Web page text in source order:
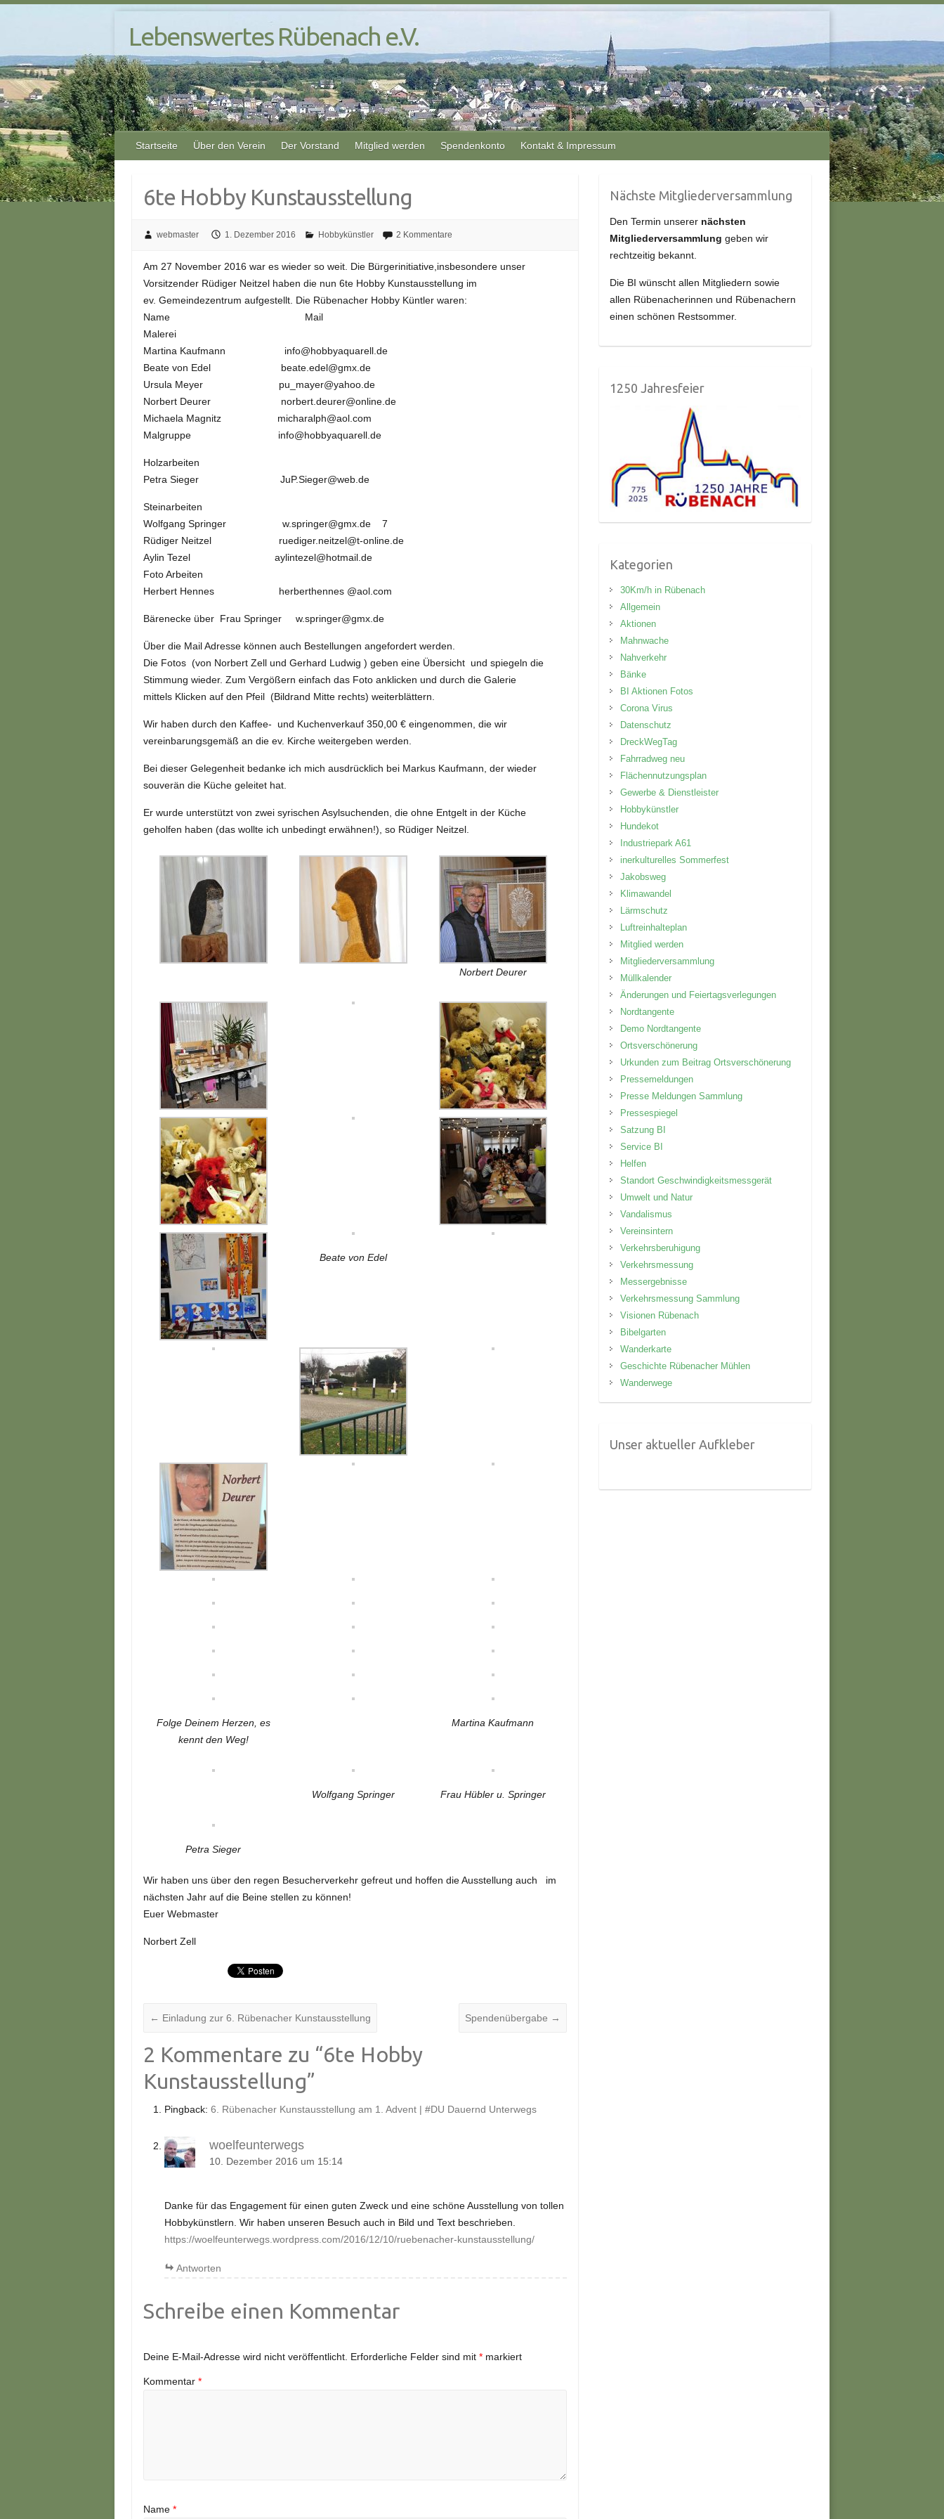
p
t
o
c
o
n
t
e
n
Lebenswertes Rübenach e.V.
Startseite Über den Verein Der Vorstand Mitglied werden Spendenkonto Kontakt & Impressum
6te Hobby Kunstausstellung
webmaster 1. Dezember 2016 Hobbykünstler 2 Kommentare
Am 27 November 2016 war es wieder so weit. Die Bürgerinitiative,insbesondere unser
Vorsitzender Rüdiger Neitzel haben die nun 6te Hobby Kunstausstellung im
ev. Gemeindezentrum aufgestellt. Die Rübenacher Hobby Küntler waren:
Name Mail
Malerei
Martina Kaufmann info@hobbyaquarell.de
Beate von Edel beate.edel@gmx.de
Ursula Meyer pu_mayer@yahoo.de
Norbert Deurer norbert.deurer@online.de
Michaela Magnitz micharalph@aol.com
Malgruppe info@hobbyaquarell.de
Holzarbeiten
Petra Sieger JuP.Sieger@web.de
Steinarbeiten
Wolfgang Springer w.springer@gmx.de 7
Rüdiger Neitzel ruediger.neitzel@t-online.de
Aylin Tezel aylintezel@hotmail.de
Foto Arbeiten
Herbert Hennes herberthennes @aol.com
Bärenecke über Frau Springer w.springer@gmx.de
Über die Mail Adresse können auch Bestellungen angefordert werden.
Die Fotos (von Norbert Zell und Gerhard Ludwig ) geben eine Übersicht und spiegeln die
Stimmung wieder. Zum Vergößern einfach das Foto anklicken und durch die Galerie
mittels Klicken auf den Pfeil (Bildrand Mitte rechts) weiterblättern.
Wir haben durch den Kaffee- und Kuchenverkauf 350,00 € eingenommen, die wir
vereinbarungsgemäß an die ev. Kirche weitergeben werden.
Bei dieser Gelegenheit bedanke ich mich ausdrücklich bei Markus Kaufmann, der wieder
souverän die Küche geleitet hat.
Er wurde unterstützt von zwei syrischen Asylsuchenden, die ohne Entgelt in der Küche
geholfen haben (das wollte ich unbedingt erwähnen!), so Rüdiger Neitzel.
Norbert Deurer
Beate von Edel
Folge Deinem Herzen, es
kennt den Weg!
Martina Kaufmann
Wolfgang Springer Frau Hübler u. Springer
Petra Sieger
Wir haben uns über den regen Besucherverkehr gefreut und hoffen die Ausstellung auch im
nächsten Jahr auf die Beine stellen zu können!
Euer Webmaster
Norbert Zell
← Einladung zur 6. Rübenacher Kunstausstellung Spendenübergabe →
2 Kommentare zu “6te Hobby
Kunstausstellung”
Pingback:6. Rübenacher Kunstausstellung am 1. Advent | #DU Dauernd Unterwegs
woelfeunterwegs
10. Dezember 2016 um 15:14
Danke für das Engagement für einen guten Zweck und eine schöne Ausstellung von tollen
Hobbykünstlern. Wir haben unseren Besuch auch in Bild und Text beschrieben.
https://woelfeunterwegs.wordpress.com/2016/12/10/ruebenacher-kunstausstellung/
Antworten
Schreibe einen Kommentar
Deine E-Mail-Adresse wird nicht veröffentlicht. Erforderliche Felder sind mit* markiert
Kommentar*
Name*
Nächste Mitgliederversammlung
Den Termin unserer nächsten
Mitgliederversammlung geben wir
rechtzeitig bekannt.
Die BI wünscht allen Mitgliedern sowie
allen Rübenacherinnen und Rübenachern
einen schönen Restsommer.
1250 Jahresfeier
Kategorien
30Km/h in Rübenach
Allgemein
Aktionen
Mahnwache
Nahverkehr
Bänke
BI Aktionen Fotos
Corona Virus
Datenschutz
DreckWegTag
Fahrradweg neu
Flächennutzungsplan
Gewerbe & Dienstleister
Hobbykünstler
Hundekot
Industriepark A61
inerkulturelles Sommerfest
Jakobsweg
Klimawandel
Lärmschutz
Luftreinhalteplan
Mitglied werden
Mitgliederversammlung
Müllkalender
Änderungen und Feiertagsverlegungen
Nordtangente
Demo Nordtangente
Ortsverschönerung
Urkunden zum Beitrag Ortsverschönerung
Pressemeldungen
Presse Meldungen Sammlung
Pressespiegel
Satzung BI
Service BI
Helfen
Standort Geschwindigkeitsmessgerät
Umwelt und Natur
Vandalismus
Vereinsintern
Verkehrsberuhigung
Verkehrsmessung
Messergebnisse
Verkehrsmessung Sammlung
Visionen Rübenach
Bibelgarten
Wanderkarte
Geschichte Rübenacher Mühlen
Wanderwege
Unser aktueller Aufkleber